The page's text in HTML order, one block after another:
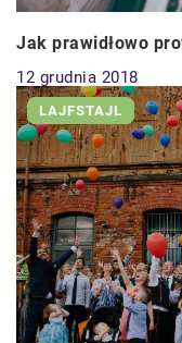
Jak prawidłowo
12 grudnia 2018
LAJFSTAJL